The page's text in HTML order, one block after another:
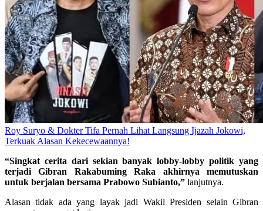
Roy Suryo & Dokter Tifa Pernah Lihat Langsung Ijazah Jokowi,
Terkuak Alasan Kekecewaannya!
“Singkat cerita dari sekian banyak lobby-lobby politik yang
terjadi Gibran Rakabuming Raka akhirnya memutuskan
untuk berjalan bersama Prabowo Subianto,” lanjutnya.
Alasan tidak ada yang layak jadi Wakil Presiden selain Gibran